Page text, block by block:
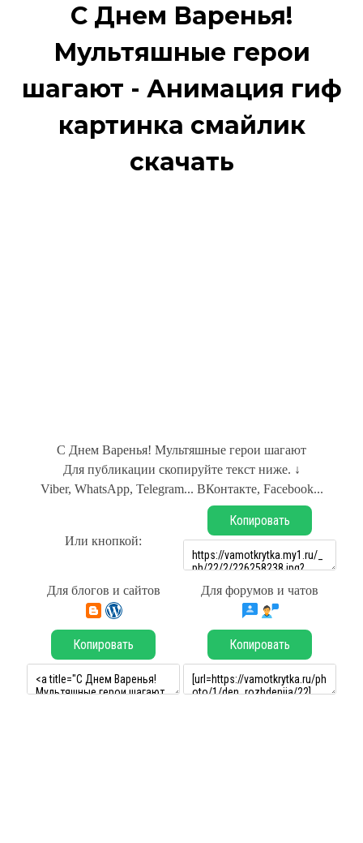
С Днем Варенья!
Мультяшные герои
шагают - Анимация гиф
картинка смайлик
скачать
С Днем Варенья! Мультяшные герои шагают
Для публикации скопируйте текст ниже. ↓
Viber, WhatsApp, Telegram... ВКонтакте, Facebook...
Или кнопкой:
Копировать
Для блогов и сайтов Для форумов и чатов
Копировать Копировать